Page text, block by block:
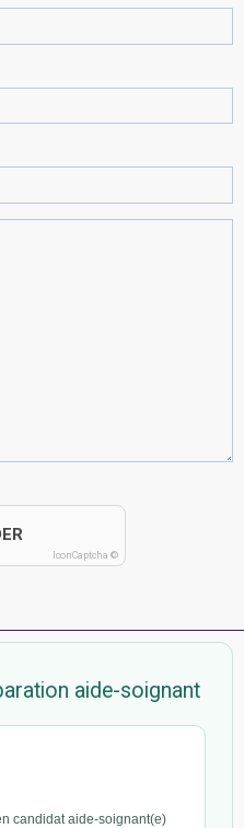
IconCaptcha ©
aide-soignant
candidat aide-soignant(e)